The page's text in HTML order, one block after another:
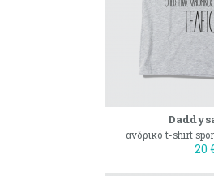
ανδρικό t-shirt
20